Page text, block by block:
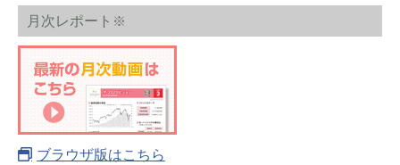
月次レポート ※
ブラウザ版はこちら